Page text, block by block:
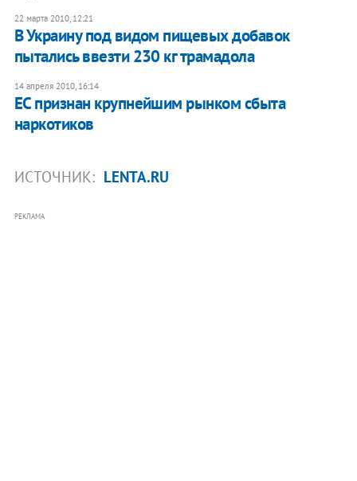
22 марта 2010, 12:21
В Украину под видом пищевых добавок
пытались ввезти 230 кг трамадола
14 апреля 2010, 16:14
ЕС признан крупнейшим рынком сбыта
наркотиков
ИСТОЧНИК: LENTA.RU
РЕКЛАМА